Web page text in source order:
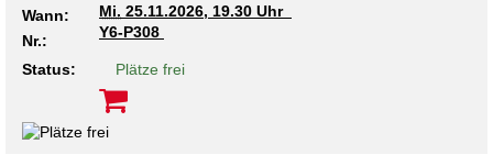
Wann:
Mi. 25.11.2026, 19.30 Uhr
Nr.:
Y6-P308
Status: Plätze frei